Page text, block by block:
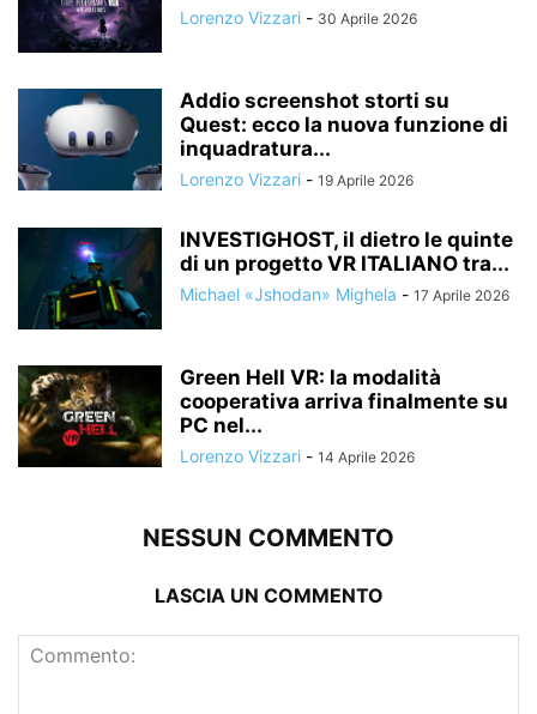
Lorenzo Vizzari - 30 Aprile 2026
Addio screenshot storti su
Quest: ecco la nuova funzione di
inquadratura...
Lorenzo Vizzari - 19 Aprile 2026
INVESTIGHOST, il dietro le quinte
di un progetto VR ITALIANO tra...
Michael «Jshodan» Mighela - 17 Aprile 2026
Green Hell VR: la modalità
cooperativa arriva finalmente su
PC nel...
Lorenzo Vizzari - 14 Aprile 2026
NESSUN COMMENTO
LASCIA UN COMMENTO